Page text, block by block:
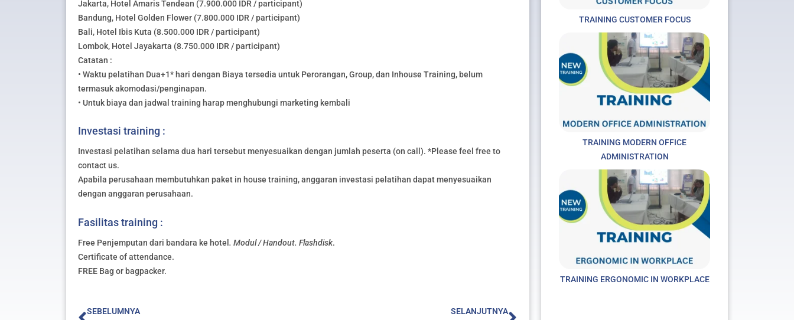
Jakarta, Hotel Amaris Tendean (7.900.000 IDR / participant)
Bandung, Hotel Golden Flower (7.800.000 IDR / participant)
Bali, Hotel Ibis Kuta (8.500.000 IDR / participant)
Lombok, Hotel Jayakarta (8.750.000 IDR / participant)
Catatan :
• Waktu pelatihan Dua+1* hari dengan Biaya tersedia untuk Perorangan, Group, dan Inhouse Training, belum
termasuk akomodasi/penginapan.
• Untuk biaya dan jadwal training harap menghubungi marketing kembali
Investasi training :
Investasi pelatihan selama dua hari tersebut menyesuaikan dengan jumlah peserta (on call). *Please feel free to
contact us.
Apabila perusahaan membutuhkan paket in house training, anggaran investasi pelatihan dapat menyesuaikan
dengan anggaran perusahaan.
Fasilitas training :
Free Penjemputan dari bandara ke hotel. Modul / Handout. Flashdisk.
Certificate of attendance.
FREE Bag or bagpacker.
Prev
SEBELUMNYA SELANJUTNYANext
TRAINING CUSTOMER FOCUS
TRAINING MODERN OFFICE
ADMINISTRATION
TRAINING ERGONOMIC IN WORKPLACE